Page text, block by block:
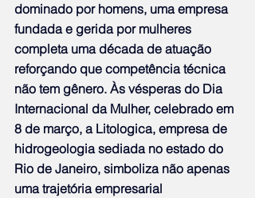
dominado por homens, uma empresa
fundada e gerida por mulheres
completa uma década de atuação
reforçando que competência técnica
não tem gênero. Às vésperas do Dia
Internacional da Mulher, celebrado em
8 de março, a Litologica, empresa de
hidrogeologia sediada no estado do
Rio de Janeiro, simboliza não apenas
uma trajetória empresarial